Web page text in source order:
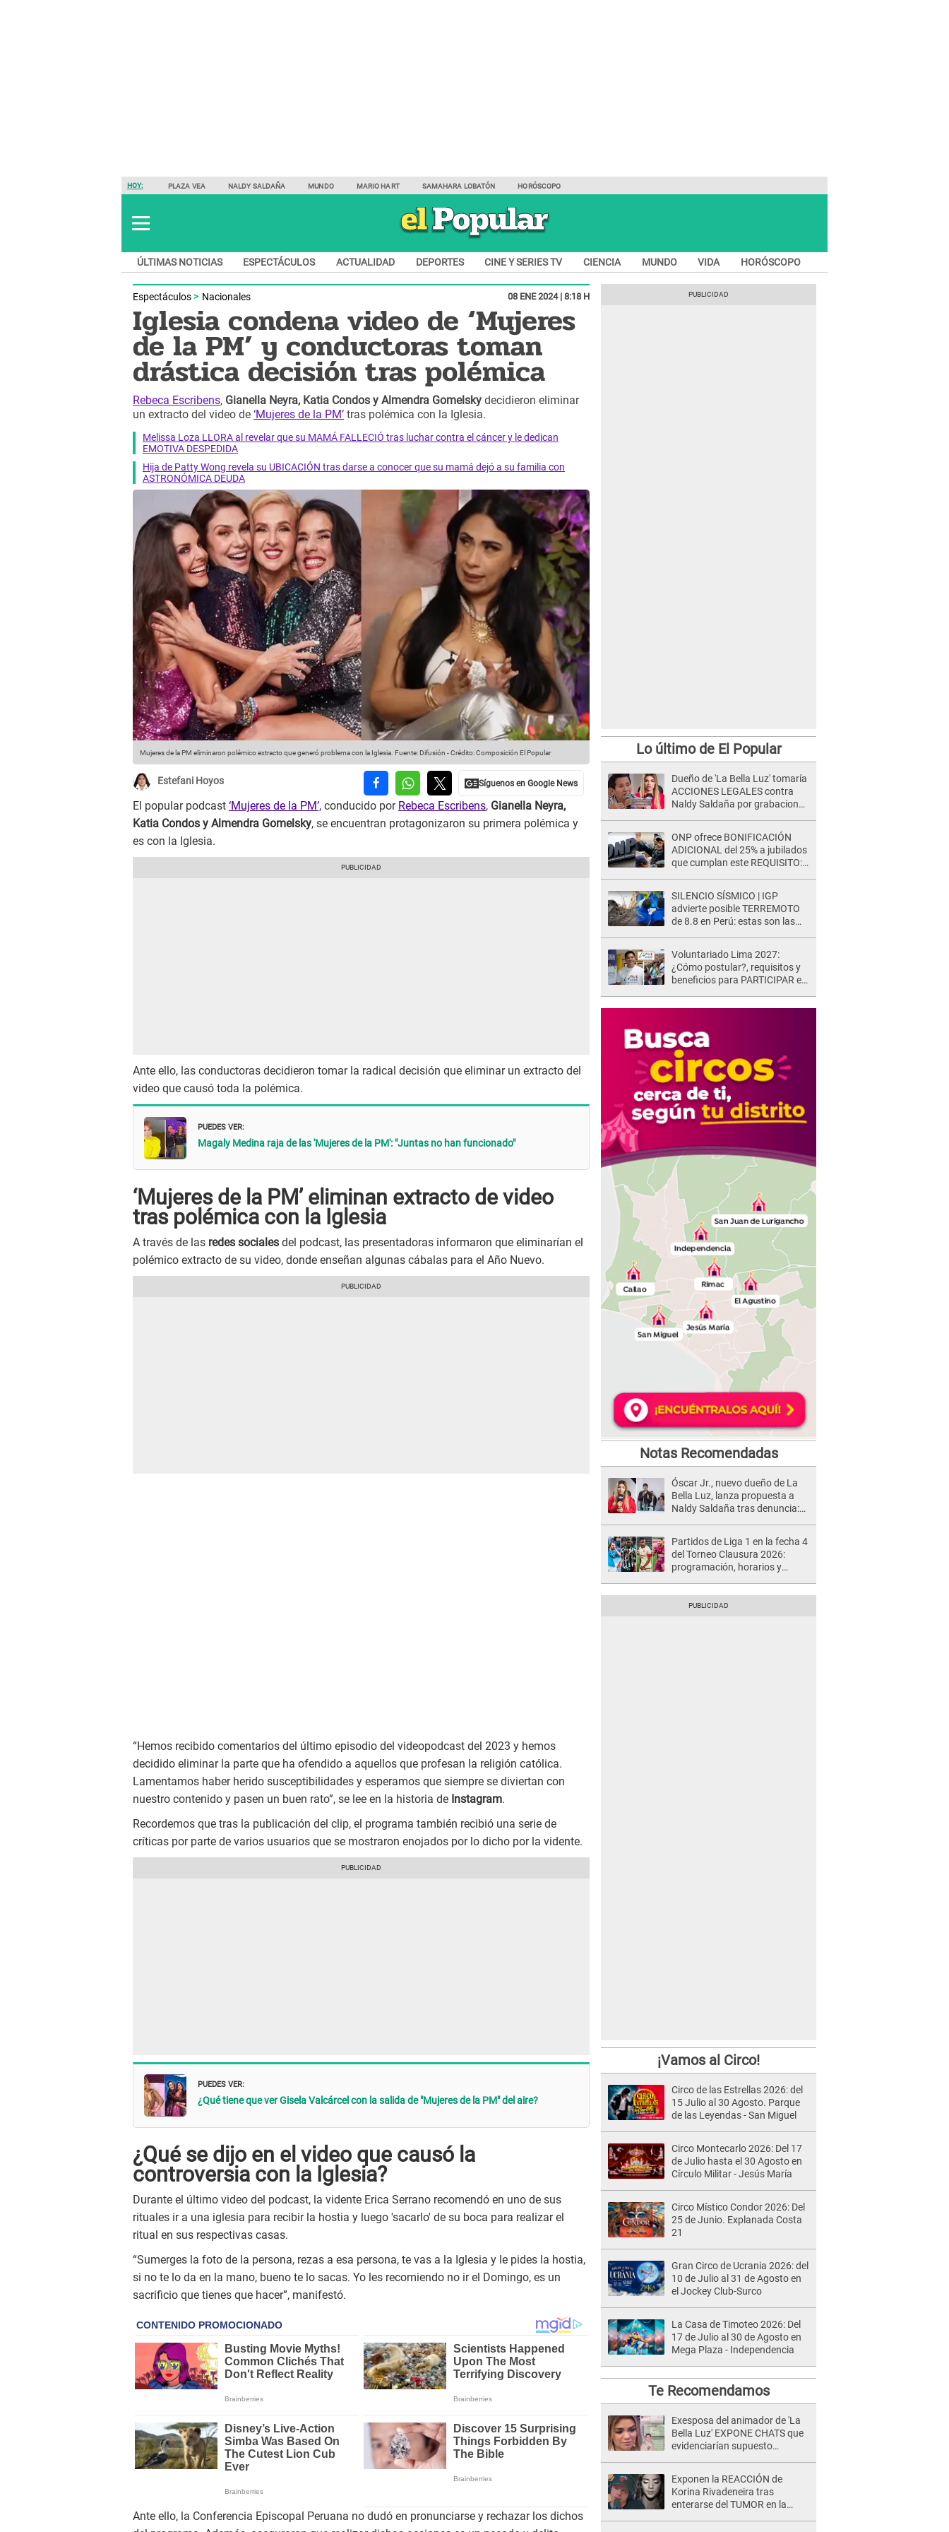
HOY: PLAZA VEA NALDY SALDAÑA MUNDO MARIO HART SAMAHARA LOBATÓN HORÓSCOPO
ÚLTIMAS NOTICIAS ESPECTÁCULOS ACTUALIDAD DEPORTES CINE Y SERIES TV CIENCIA MUNDO VIDA HORÓSCOPO
Espectáculos Nacionales 08 ENE 2024 | 8:18 H
Iglesia condena video de ‘Mujeres
de la PM’ y conductoras toman
drástica decisión tras polémica
Rebeca Escribens, Gianella Neyra, Katia Condos y Almendra Gomelsky decidieron eliminar
un extracto del video de ‘Mujeres de la PM’ tras polémica con la Iglesia.
Melissa Loza LLORA al revelar que su MAMÁ FALLECIÓ tras luchar contra el cáncer y le dedican
EMOTIVA DESPEDIDA
Hija de Patty Wong revela su UBICACIÓN tras darse a conocer que su mamá dejó a su familia con
ASTRONÓMICA DEUDA
Mujeres de la PM eliminaron polémico extracto que generó problema con la Iglesia. Fuente: Difusión -Crédito: Composición El Popular
Estefani Hoyos
El popular podcast ‘Mujeres de la PM’, conducido por Rebeca Escribens, Gianella Neyra,
Katia Condos y Almendra Gomelsky, se encuentran protagonizaron su primera polémica y
es con la Iglesia.
Ante ello, las conductoras decidieron tomar la radical decisión que eliminar un extracto del
video que causó toda la polémica.
PUEDES VER:
Magaly Medina raja de las 'Mujeres de la PM': "Juntas no han funcionado"
‘Mujeres de la PM’ eliminan extracto de video
tras polémica con la Iglesia
A través de las redes sociales del podcast, las presentadoras informaron que eliminarían el
polémico extracto de su video, donde enseñan algunas cábalas para el Año Nuevo.
“Hemos recibido comentarios del último episodio del videopodcast del 2023 y hemos
decidido eliminar la parte que ha ofendido a aquellos que profesan la religión católica.
Lamentamos haber herido susceptibilidades y esperamos que siempre se diviertan con
nuestro contenido y pasen un buen rato”, se lee en la historia de Instagram.
Recordemos que tras la publicación del clip, el programa también recibió una serie de
críticas por parte de varios usuarios que se mostraron enojados por lo dicho por la vidente.
PUEDES VER:
¿Qué tiene que ver Gisela Valcárcel con la salida de "Mujeres de la PM" del aire?
¿Qué se dijo en el video que causó la
controversia con la Iglesia?
Durante el último video del podcast, la vidente Erica Serrano recomendó en uno de sus
rituales ir a una iglesia para recibir la hostia y luego 'sacarlo' de su boca para realizar el
ritual en sus respectivas casas.
“Sumerges la foto de la persona, rezas a esa persona, te vas a la Iglesia y le pides la hostia,
si no te lo da en la mano, bueno te lo sacas. Yo les recomiendo no ir el Domingo, es un
sacrificio que tienes que hacer”, manifestó.
Ante ello, la Conferencia Episcopal Peruana no dudó en pronunciarse y rechazar los dichos
Lo último de El Popular
Dueño de 'La Bella Luz' tomaría
ACCIONES LEGALES contra
Naldy Saldaña por grabaciones
ONP ofrece BONIFICACIÓN
ADICIONAL del 25% a jubilados
que cumplan este REQUISITO:
SILENCIO SÍSMICO | IGP
advierte posible TERREMOTO
de 8.8 en Perú: estas son las
Voluntariado Lima 2027:
¿Cómo postular?, requisitos y
beneficios para PARTICIPAR en
Notas Recomendadas
Óscar Jr., nuevo dueño de La
Bella Luz, lanza propuesta a
Naldy Saldaña tras denuncia:
Partidos de Liga 1 en la fecha 4
del Torneo Clausura 2026:
programación, horarios y
¡Vamos al Circo!
Circo de las Estrellas 2026: del
15 Julio al 30 Agosto. Parque
de las Leyendas - San Miguel
Circo Montecarlo 2026: Del 17
de Julio hasta el 30 Agosto en
Círculo Militar - Jesús María
Circo Místico Condor 2026: Del
25 de Junio. Explanada Costa
21
Gran Circo de Ucrania 2026: del
10 de Julio al 31 de Agosto en
el Jockey Club-Surco
La Casa de Timoteo 2026: Del
17 de Julio al 30 de Agosto en
Mega Plaza - Independencia
Te Recomendamos
Exesposa del animador de 'La
Bella Luz' EXPONE CHATS que
evidenciarían supuesto
Saldaña, pese a tener pareja
Exponen la REACCIÓN de
Korina Rivadeneira tras
enterarse del TUMOR en la